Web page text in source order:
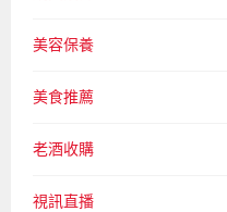
美容保養
美食推薦
老酒收購
視訊直播